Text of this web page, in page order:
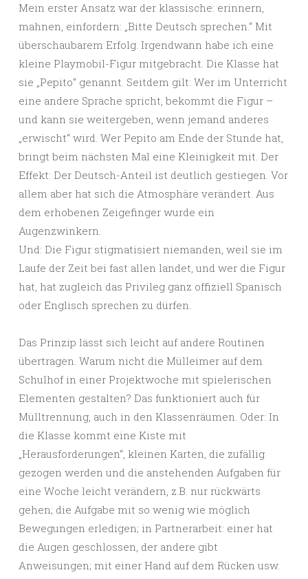
Mein erster Ansatz war der klassische: erinnern,
mahnen, einfordern: „Bitte Deutsch sprechen.“ Mit
überschaubarem Erfolg. Irgendwann habe ich eine
kleine Playmobil-Figur mitgebracht. Die Klasse hat
sie „Pepito“ genannt. Seitdem gilt: Wer im Unterricht
eine andere Sprache spricht, bekommt die Figur –
und kann sie weitergeben, wenn jemand anderes
„erwischt“ wird. Wer Pepito am Ende der Stunde hat,
bringt beim nächsten Mal eine Kleinigkeit mit. Der
Effekt: Der Deutsch-Anteil ist deutlich gestiegen. Vor
allem aber hat sich die Atmosphäre verändert. Aus
dem erhobenen Zeigefinger wurde ein
Augenzwinkern.
Und: Die Figur stigmatisiert niemanden, weil sie im
Laufe der Zeit bei fast allen landet, und wer die Figur
hat, hat zugleich das Privileg ganz offiziell Spanisch
oder Englisch sprechen zu dürfen.
Das Prinzip lässt sich leicht auf andere Routinen
übertragen. Warum nicht die Mülleimer auf dem
Schulhof in einer Projektwoche mit spielerischen
Elementen gestalten? Das funktioniert auch für
Mülltrennung, auch in den Klassenräumen. Oder: In
die Klasse kommt eine Kiste mit
„Herausforderungen“, kleinen Karten, die zufällig
gezogen werden und die anstehenden Aufgaben für
eine Woche leicht verändern, z.B. nur rückwärts
gehen; die Aufgabe mit so wenig wie möglich
Bewegungen erledigen; in Partnerarbeit: einer hat
die Augen geschlossen, der andere gibt
Anweisungen; mit einer Hand auf dem Rücken usw.